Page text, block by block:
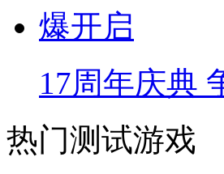
17周年庆典
热门测试游戏